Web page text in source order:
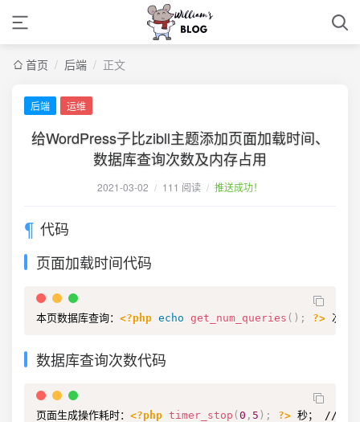
首页 / 后端 / 正文
后端 运维
给WordPress子比zibll主题添加页面加载时间、
数据库查询次数及内存占用
2021-03-02 / 111 阅读 / 推送成功！
代码
页面加载时间代码
本页数据库查询： <?php echo get_num_queries ( ) ; ?> 次;
数据库查询次数代码
页面生成操作耗时： <?php timer_stop ( 0 , 5 ) ; ?> 秒； //精确